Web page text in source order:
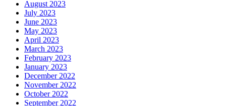
August 2023
July 2023
June 2023
May 2023
April 2023
March 2023
February 2023
January 2023
December 2022
November 2022
October 2022
September 2022